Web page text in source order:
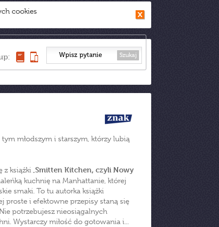
cookies
Szukaj
młodszym i starszym, którzy lubią
książki „Smitten Kitchen, czyli Nowy
kuchnię na Manhattanie, której
smaki. To tu autorka książki
proste i efektowne przepisy staną się
potrzebujesz nieosiągalnych
Wystarczy miłość do gotowania i...